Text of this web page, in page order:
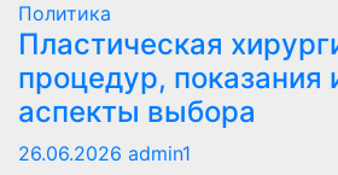
Политика
Пластическая
процедур,
аспекты выбора
26.06.2026 admin1